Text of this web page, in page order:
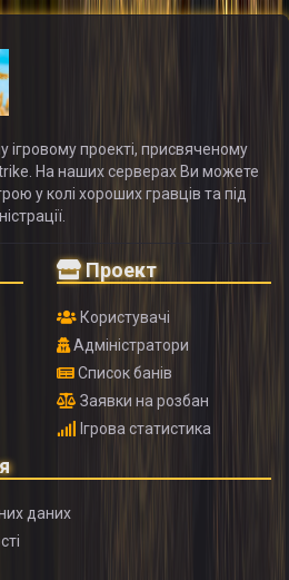
ігровому проекті, присвяченому
На наших серверах Ви можете
у колі хороших гравців та під
Проект
Користувачі
Адміністратори
Список банів
Заявки на розбан
Ігрова статистика
даних